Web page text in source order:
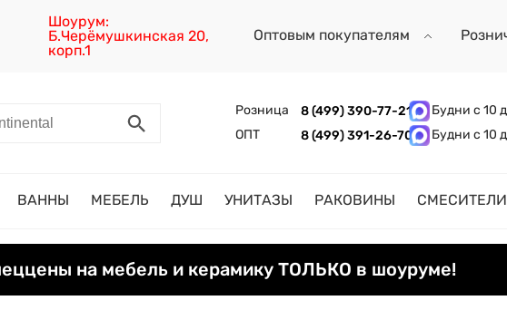
Шоурум:
Б.Черёмушкинская 20,
корп.1
Оптовым покупателям
Розница 8 (499) 390-77-21
Будни с 10
ОПТ
8 (499) 391-26-70 Будни с 10
ВАННЫ МЕБЕЛЬ ДУШ УНИТАЗЫ РАКОВИНЫ СМЕСИТЕЛИ
на мебель и керамику ТОЛЬКО в шоуруме!